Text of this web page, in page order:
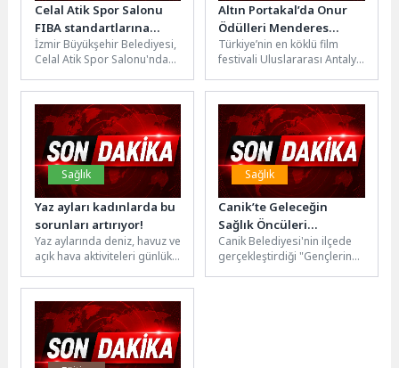
Celal Atik Spor Salonu
FIBA standartlarına
kavuşuyor
İzmir Büyükşehir Belediyesi,
Celal Atik Spor Salonu'nda
başlattı. FIBA standartlarına
uygun yeni...
Altın Portakal’da Onur
Ödülleri Menderes
Samancılar ve Tilbe
Saran’a
Türkiye’nin en köklü film
festivali Uluslararası Antalya
24-31 Ekim 2026 tarihleri...
Sağlık
Yaz ayları kadınlarda bu
sorunları artırıyor!
Yaz aylarında deniz, havuz ve
açık hava aktiviteleri günlük
parçası haline geliyor....
Sağlık
Canik’te Geleceğin
Sağlık Öncüleri
Projeleriyle Hayran
Bıraktı
Canik Belediyesi'nin ilçede
gerçekleştirdiği "Gençlerin